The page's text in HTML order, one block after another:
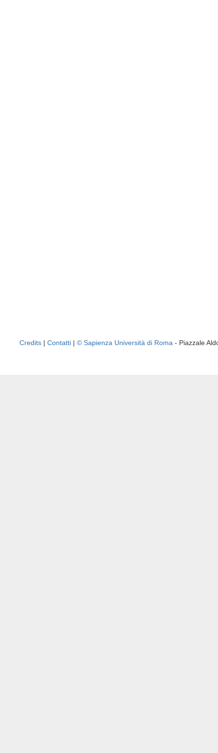
Credits | Contatti | © Sapienza Università di Roma - Piazzale